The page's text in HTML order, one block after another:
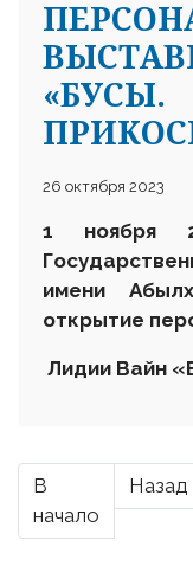
«БУСЫ.
26 октября 2023
1 ноября
имени
открытие
Лидии Вайн
В
начало
Назад